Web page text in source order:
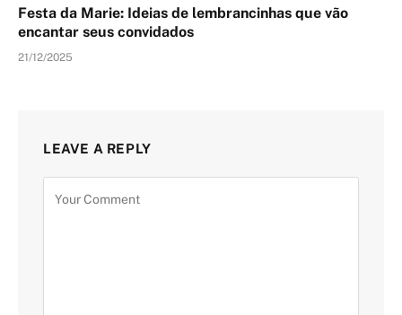
Festa da Marie: Ideias de lembrancinhas que vão
encantar seus convidados
21/12/2025
LEAVE A REPLY